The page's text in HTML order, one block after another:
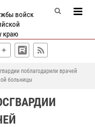
войск
краю
поблагодарили врачей
больницы